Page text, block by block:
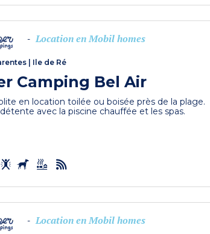
- Location en Mobil homes
Ile de Ré
Camping Bel Air
en location toilée ou boisée près de la plage.
avec la piscine chauffée et les spas.
- Location en Mobil homes